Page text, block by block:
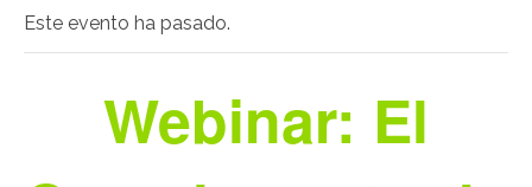
Este evento ha pasado.
Webinar: El